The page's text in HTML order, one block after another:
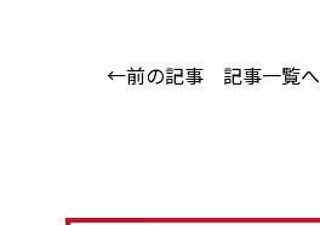
←前の記事 記事一覧へ